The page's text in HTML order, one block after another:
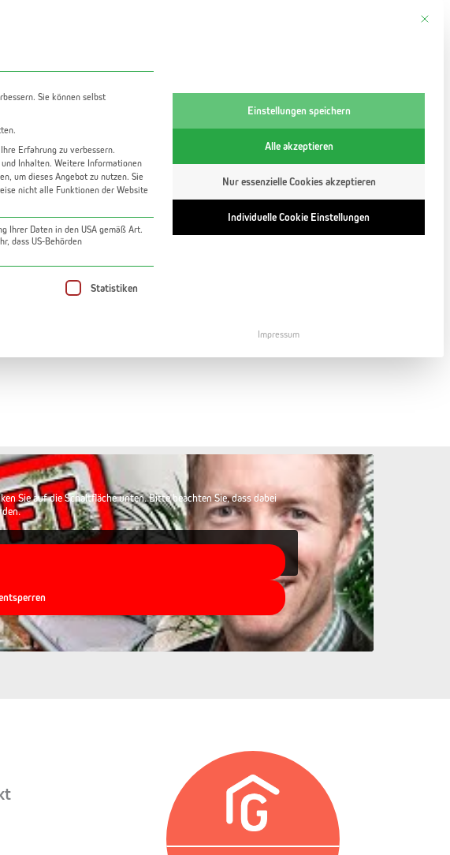
| Kellerabteil
Sie auf die Schaltfläche unten. Bitte beachten Sie, dass dabei
Mit
Sie können selbst
Erfahrung zu verbessern.
Inhalten. Weitere Informationen
um dieses Angebot zu nutzen. Sie
nicht alle Funktionen der Website
Ihrer Daten in den USA gemäß Art.
dass US-Behörden
erste Service-Gruppe ist essenziell und kann nicht
Statistiken
Einstellungen speichern
Alle akzeptieren
Nur essenzielle Cookies akzeptieren
Individuelle Cookie Einstellungen
Impressum